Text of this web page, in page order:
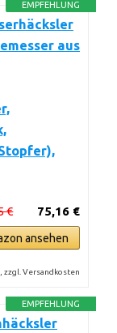
EMPFEHLUNG
aus
75,16 €
€
ansehen
zzgl. Versandkosten
EMPFEHLUNG